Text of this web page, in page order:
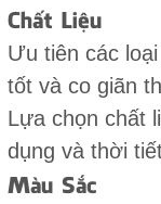
Chất Liệu
Ưu tiên các
tốt và co giãn
Lựa chọn chất
dụng và thời
Màu Sắc